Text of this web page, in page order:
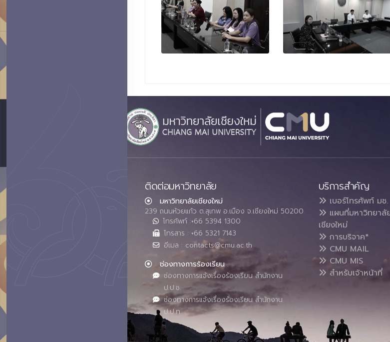
ติดต่อมหาวิทยาลัย
มหาวิทยาลัยเชียงใหม่
239 ถนนห้วยแก้ว ต.สุเทพ อ.เมือง จ.เชียงใหม่ 50200
โทรศัพท์ :+66 5394 1300
โทรสาร : +66 5321 7143
อีเมล : contacts@cmu.ac.th
ช่องทางการร้องเรียน
ช่องทางการแจ้งเรื่องร้องเรียน สำนักงาน
ป.ป.ช.
ช่องทางการแจ้งเรื่องร้องเรียน สำนักงาน
ป.ป.ท.
บริการสำคัญ
เบอร์โทรศัพท์ มช.
แผนที่มหาวิทยาลั
เชียงใหม่
การบริจาค*
CMU MAIL
CMU MIS
สำหรับเจ้าหน้าที่